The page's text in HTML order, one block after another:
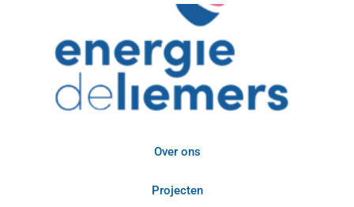
Over ons
Projecten